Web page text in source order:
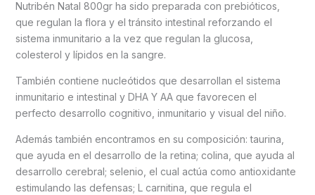
Nutribén Natal 800gr ha sido preparada con prebióticos,
que regulan la flora y el tránsito intestinal reforzando el
sistema inmunitario a la vez que regulan la glucosa,
colesterol y lípidos en la sangre.
También contiene nucleótidos que desarrollan el sistema
inmunitario e intestinal y DHA Y AA que favorecen el
perfecto desarrollo cognitivo, inmunitario y visual del niño.
Además también encontramos en su composición: taurina,
que ayuda en el desarrollo de la retina; colina, que ayuda al
desarrollo cerebral; selenio, el cual actúa como antioxidante
estimulando las defensas; L carnitina, que regula el